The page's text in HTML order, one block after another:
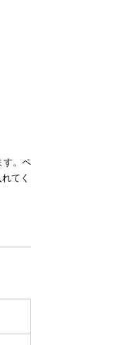
す。ペ
てく